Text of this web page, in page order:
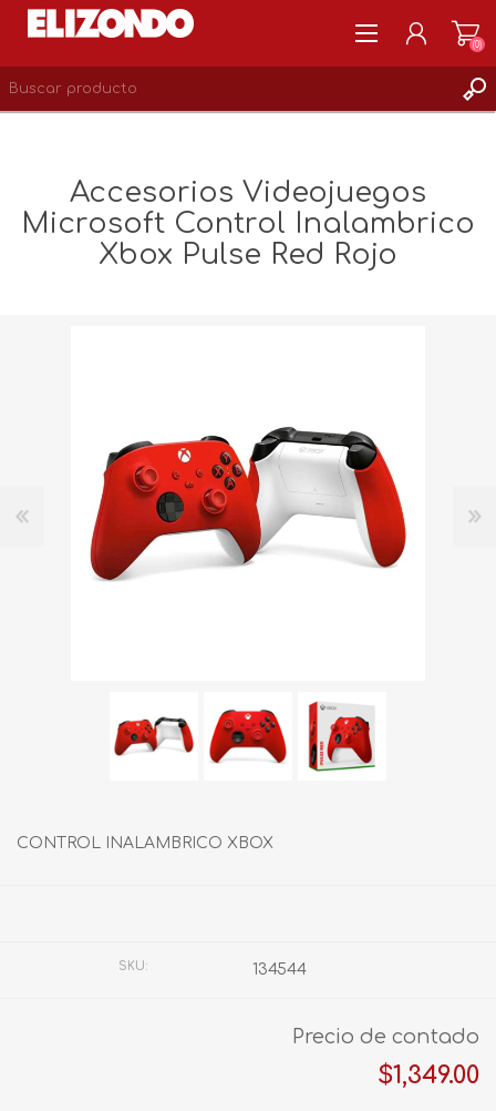
LISTA DE DESEOS 0
(0)
Accesorios Videojuegos
Microsoft Control Inalambrico
Xbox Pulse Red Rojo
CONTROL INALAMBRICO XBOX
SKU: 134544
Precio de contado
$1,349.00